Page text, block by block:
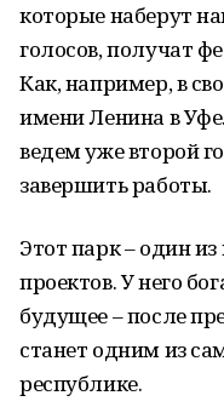
которые наберут
голосов, получат
Как, например, в
имени Ленина в
ведем уже второй
завершить работы.
Этот парк – один
проектов. У него
будущее – после
станет одним из
республике.